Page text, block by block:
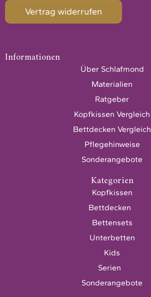
Vertrag widerrufen
Informationen
Über Schlafmond
Materialien
Ratgeber
Kopfkissen Vergleich
Bettdecken Vergleich
Pflegehinweise
Sonderangebote
Kategorien
Kopfkissen
Bettdecken
Bettensets
Unterbetten
Kids
Serien
Sonderangebote